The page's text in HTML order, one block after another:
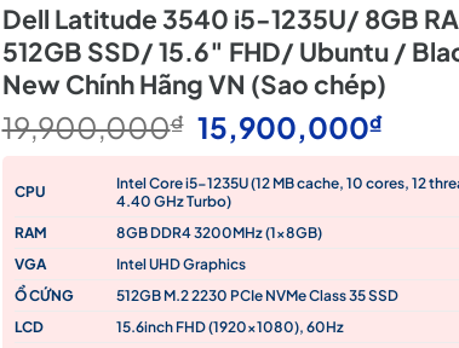
Dell Latitude 3540 i5-1235U/ 8GB
512GB SSD/ 15.6″ FHD/ Ubuntu /
New Chính Hãng VN (Sao chép)
19,900,000₫ Giá
gốc
là:
19,900,000₫.
15,900,000₫Giá
tại
CPU
Intel Core i5-1235U (12 MB cache, 10 cores, 12
4.40 GHz Turbo)
RAM
8GB DDR4 3200MHz (1x8GB)
VGA
Intel UHD Graphics
Ổ CỨNG
512GB M.2 2230 PCIe NVMe Class 35 SSD
LCD
15.6inch FHD (1920×1080), 60Hz